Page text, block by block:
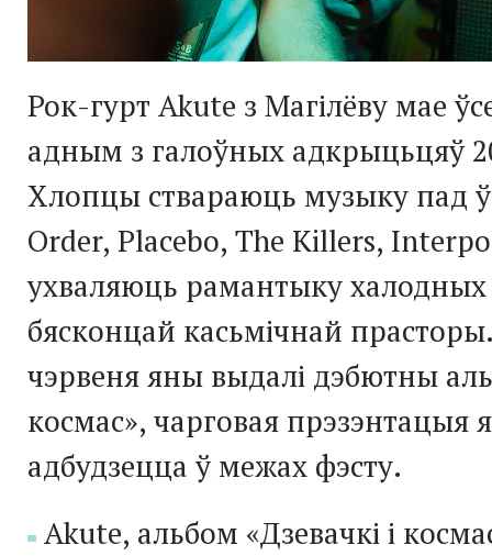
Рок-гурт Akute з Магілёву мае
адным з галоўных адкрыцьцяў
Хлопцы ствараюць музыку пад
Order, Placebo, The Killers,
ухваляюць рамантыку халодных
бясконцай касьмічнай
чэрвеня яны выдалі дэбютны
космас», чарговая прэзэнтацыя
адбудзецца ў межах фэсту.
Akute, альбом «Дзевачкі і